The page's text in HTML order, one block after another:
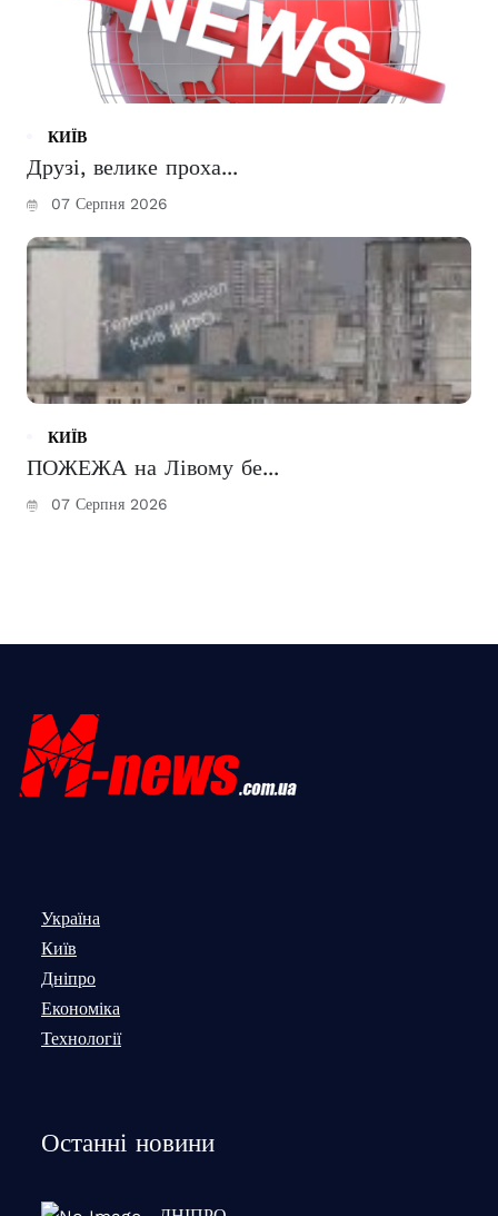
КИЇВ
Друзі, велике проха...
07 Серпня 2026
КИЇВ
ПОЖЕЖА на Лівому бе...
07 Серпня 2026
Україна
Київ
Дніпро
Економіка
Технології
Останні новини